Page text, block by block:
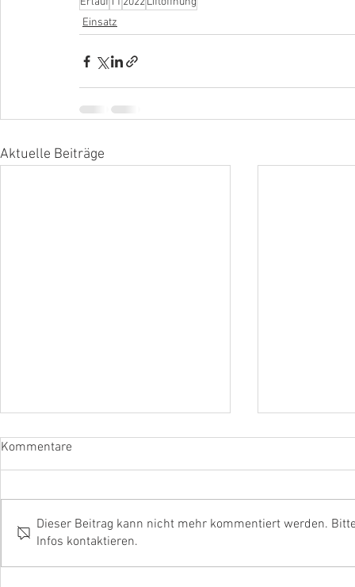
Einsatz
Aktuelle Beiträge
B2 -
Kommentare
Dieser Beitrag kann nicht mehr kommentiert werden.
Infos kontaktieren.